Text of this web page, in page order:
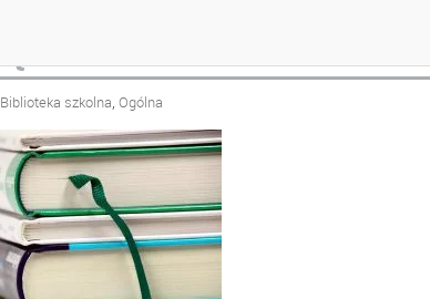
Biblioteka szkolna, Ogólna